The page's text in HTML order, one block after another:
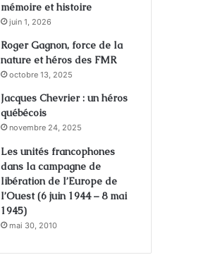
mémoire et histoire
juin 1, 2026
Roger Gagnon, force de la
nature et héros des FMR
octobre 13, 2025
Jacques Chevrier : un héros
québécois
novembre 24, 2025
Les unités francophones
dans la campagne de
libération de l’Europe de
l’Ouest (6 juin 1944 – 8 mai
1945)
mai 30, 2010